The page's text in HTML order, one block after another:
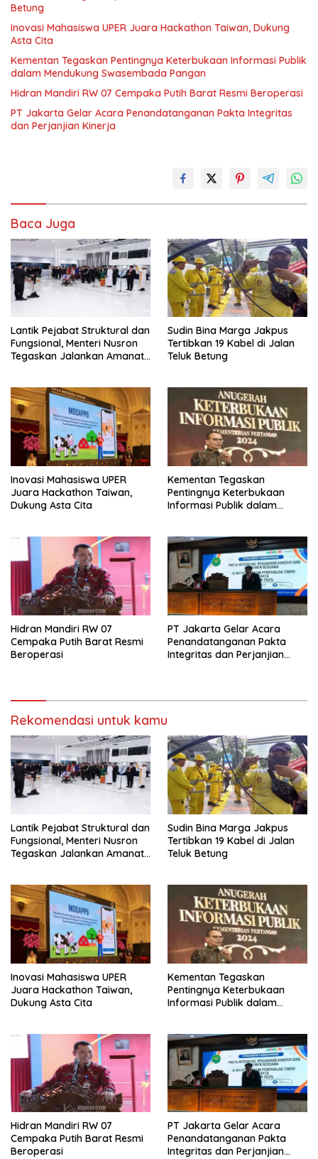
Betung
Inovasi Mahasiswa UPER Juara Hackathon Taiwan, Dukung
Asta Cita
Kementan Tegaskan Pentingnya Keterbukaan Informasi Publik
dalam Mendukung Swasembada Pangan
Hidran Mandiri RW 07 Cempaka Putih Barat Resmi Beroperasi
PT Jakarta Gelar Acara Penandatanganan Pakta Integritas
dan Perjanjian Kinerja
Baca Juga
Lantik Pejabat Struktural dan
Fungsional, Menteri Nusron
Tegaskan Jalankan Amanat
Sudin Bina Marga Jakpus
Tertibkan 19 Kabel di Jalan
Teluk Betung
Inovasi Mahasiswa UPER
Juara Hackathon Taiwan,
Dukung Asta Cita
Kementan Tegaskan
Pentingnya Keterbukaan
Informasi Publik dalam
Hidran Mandiri RW 07
Cempaka Putih Barat Resmi
Beroperasi
PT Jakarta Gelar Acara
Penandatanganan Pakta
Integritas dan Perjanjian
Rekomendasi untuk kamu
Lantik Pejabat Struktural dan
Fungsional, Menteri Nusron
Tegaskan Jalankan Amanat
Sudin Bina Marga Jakpus
Tertibkan 19 Kabel di Jalan
Teluk Betung
Inovasi Mahasiswa UPER
Juara Hackathon Taiwan,
Dukung Asta Cita
Kementan Tegaskan
Pentingnya Keterbukaan
Informasi Publik dalam
Hidran Mandiri RW 07
Cempaka Putih Barat Resmi
Beroperasi
PT Jakarta Gelar Acara
Penandatanganan Pakta
Integritas dan Perjanjian